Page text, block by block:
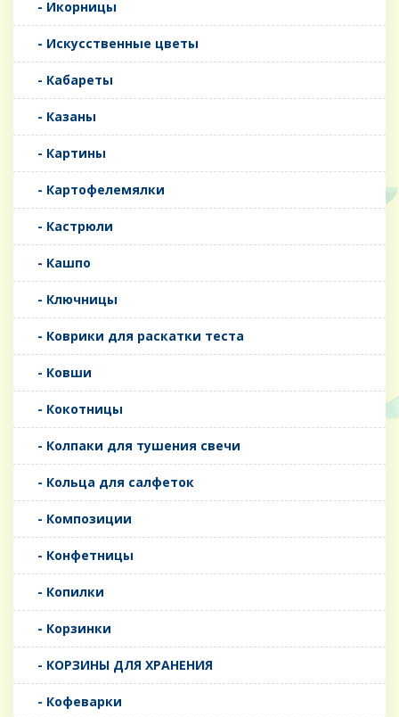
- Икорницы
- Искусственные цветы
- Кабареты
- Казаны
- Картины
- Картофелемялки
- Кастрюли
- Кашпо
- Ключницы
- Коврики для раскатки теста
- Ковши
- Кокотницы
- Колпаки для тушения свечи
- Кольца для салфеток
- Композиции
- Конфетницы
- Копилки
- Корзинки
- КОРЗИНЫ ДЛЯ ХРАНЕНИЯ
- Кофеварки